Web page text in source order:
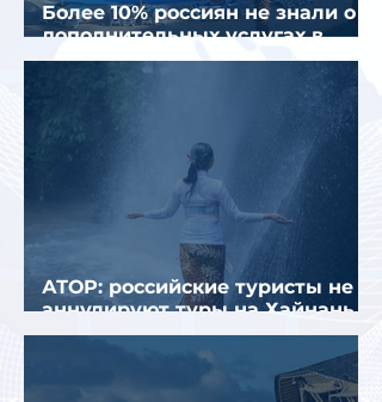
Более 10% россиян не знали о
дополнительных услугах в
отелях
АТОР: российские туристы не
аннулируют туры на Хайнань
из-за тайфуна «Дельфин»